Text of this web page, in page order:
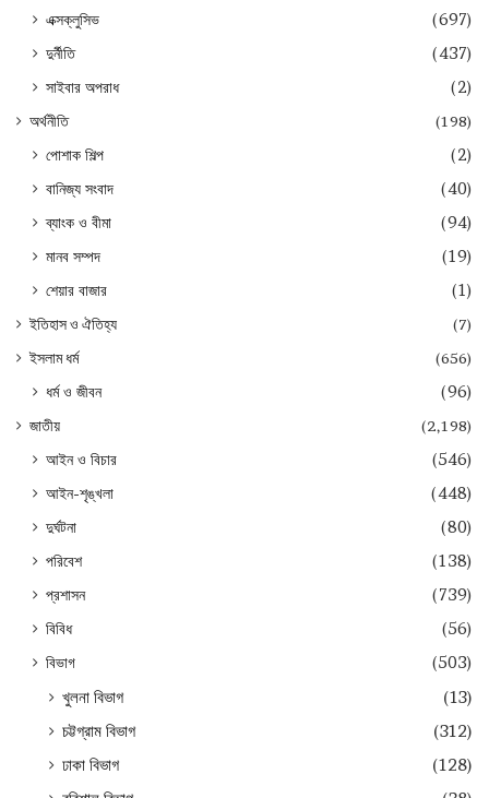
এক্সক্লুসিভ
(697)
দুর্নীতি
(437)
সাইবার অপরাধ
(2)
অর্থনীতি (198)
পোশাক শিল্প
(2)
বানিজ্য সংবাদ
(40)
ব্যাংক ও বীমা
(94)
মানব সম্পদ
(19)
শেয়ার বাজার
(1)
ইতিহাস ও ঐতিহ্য
(7)
ইসলাম ধর্ম
(656)
ধর্ম ও জীবন (96)
জাতীয় (2,198)
আইন ও বিচার
(546)
আইন-শৃঙ্খলা
(448)
দুর্ঘটনা
(80)
পরিবেশ
(138)
প্রশাসন
(739)
বিবিধ
(56)
বিভাগ
(503)
খুলনা বিভাগ
(13)
চট্টগ্রাম বিভাগ
(312)
ঢাকা বিভাগ
(128)